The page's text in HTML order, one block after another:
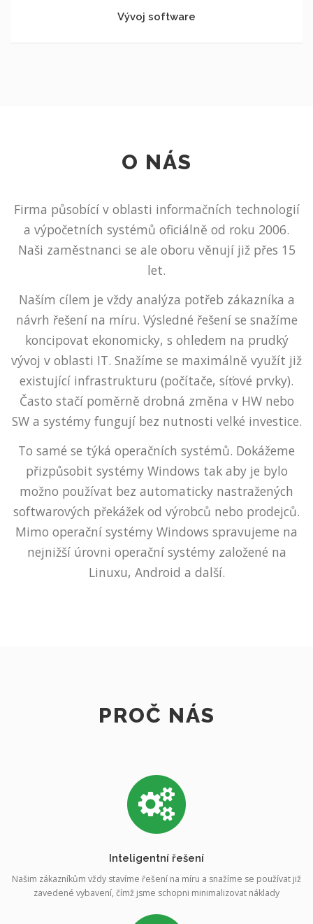
Vývoj software
O NÁS
Firma působící v oblasti informačních technologií
a výpočetních systémů oficiálně od roku 2006.
Naši zaměstnanci se ale oboru věnují již přes 15
let.
Naším cílem je vždy analýza potřeb zákazníka a
návrh řešení na míru. Výsledné řešení se snažíme
koncipovat ekonomicky, s ohledem na prudký
vývoj v oblasti IT. Snažíme se maximálně využít již
existující infrastrukturu (počítače, síťové prvky).
Často stačí poměrně drobná změna v HW nebo
SW a systémy fungují bez nutnosti velké investice.
To samé se týká operačních systémů. Dokážeme
přizpůsobit systémy Windows tak aby je bylo
možno používat bez automaticky nastražených
softwarových překážek od výrobců nebo prodejců.
Mimo operační systémy Windows spravujeme na
nejnižší úrovni operační systémy založené na
Linuxu, Android a další.
PROČ NÁS
Inteligentní řešení
Našim zákazníkům vždy stavíme řešení na míru a snažíme se používat již
zavedené vybavení, čímž jsme schopni minimalizovat náklady